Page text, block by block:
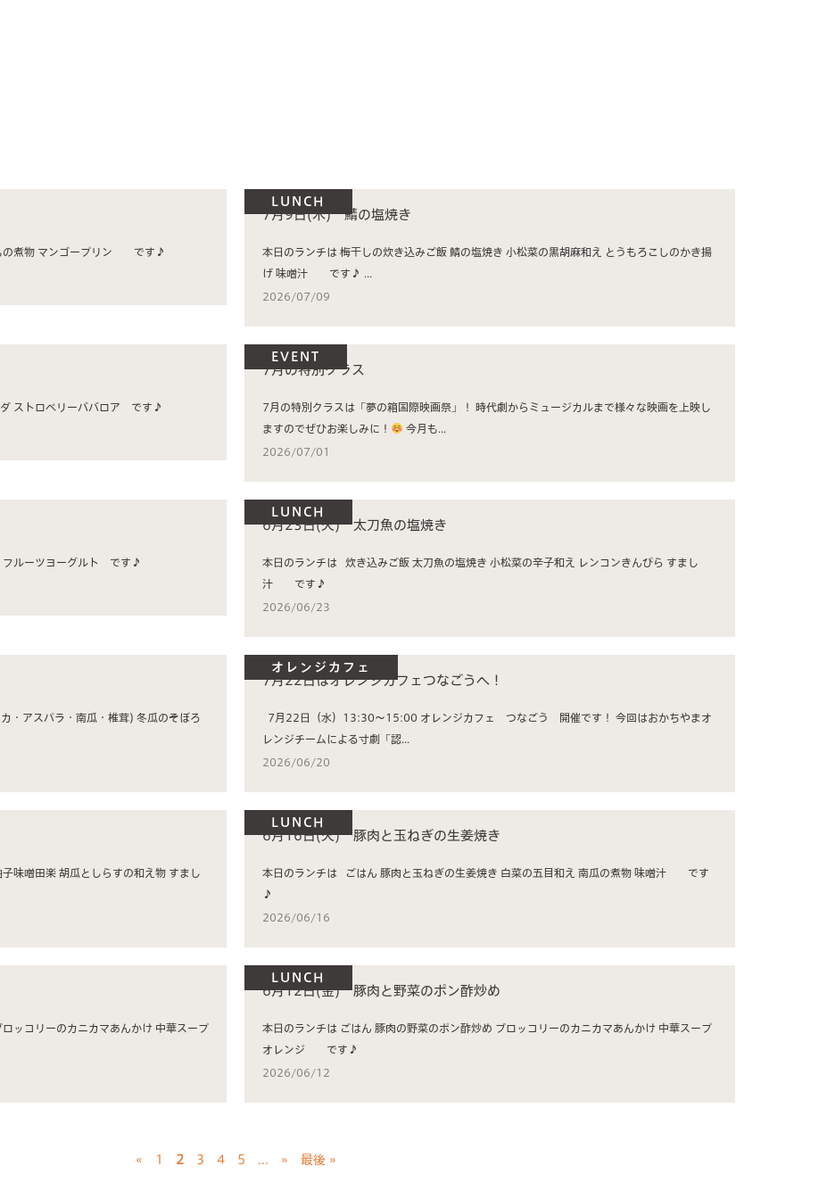
LUNCH
7月9日(木) 鯖の塩焼き
本日のランチは 梅干しの炊き込みご飯 鯖の塩焼き 小松菜の黒胡麻和え とうもろこしのかき揚
げ 味噌汁 です♪ ...
2026/07/09
本日のランチは 夏野菜カレー キャベツのツナサラダ ストロベリーババロア です♪
EVENT
7月の特別クラス
7月の特別クラスは「夢の箱国際映画祭」！ 時代劇からミュージカルまで様々な映画を上映し
ますのでぜひお楽しみに！
今月も...
2026/07/01
本日のランチは エビフライカレー シーザーサラダ フルーツヨーグルト です♪
LUNCH
6月23日(火) 太刀魚の塩焼き
本日のランチは 炊き込みご飯 太刀魚の塩焼き 小松菜の辛子和え レンコンきんぴら すまし
汁 です♪
2026/06/23
オレンジカフェ
7月22日はオレンジカフェつなごうへ！
レンジチームによる寸劇「認...
2026/06/20
LUNCH
6月16日(火) 豚肉と玉ねぎの生姜焼き
本日のランチは ごはん 豚肉と玉ねぎの生姜焼き 白菜の五目和え 南瓜の煮物 味噌汁 です
2026/06/16
LUNCH
6月12日(金) 豚肉と野菜のポン酢炒め
本日のランチは ごはん 豚肉の野菜のポン酢炒め ブロッコリーのカニカマあんかけ 中華スープ
オレンジ です♪
2026/06/12
« 1 2 3 4 5 ... » 最後 »